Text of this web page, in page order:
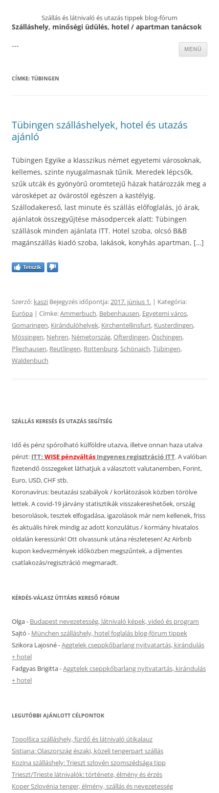
Szállás és látnivaló és utazás tippek blog-fórum
Szálláshely, minőségi üdülés, hotel / apartman tanácsok
MENÜ
---
CÍMKE: TÜBINGEN
Tübingen szálláshelyek, hotel és utazás
ajánló
Tübingen Egyike a klasszikus német egyetemi városoknak,
kellemes, szinte nyugalmasnak tűnik. Meredek lépcsők,
szűk utcák és gyönyörű oromtetejű házak határozzák meg a
városképet az óvárostól egészen a kastélyig.
Szállodakereső, last minute és szállás előfoglalás, jó árak,
ajánlatok összegyűjtése másodpercek alatt: Tübingen
szállások minden ajánlata ITT. Hotel szoba, olcsó B&B
magánszállás kiadó szoba, lakások, konyhás apartman, […]
Tetszik
Szerző: kaszi Bejegyzés időpontja:2017. június 1. | Kategória:
Európa | Címke:Ammerbuch, Bebenhausen, Egyetemi város,
Gomaringen, Kirándulóhelyek, Kirchentellinsfurt, Kusterdingen,
Mössingen, Nehren, Németország,Ofterdingen,Öschingen,
Pliezhausen, Reutlingen, Rottenburg,Schönaich,Tübingen,
Waldenbuch
SZÁLLÁS KERESÉS ÉS UTAZÁS SEGÍTSÉG
Idő és pénz spórolható külföldre utazva, illetve onnan haza utalva
pénzt: ITT: WISE pénzváltás Ingyenes regisztráció ITT. A valóban
fizetendő összegeket láthatjuk a választott valutanemben, Forint,
Euro, USD, CHF stb.
Koronavírus: beutazási szabályok / korlátozások közben törölve
lettek. A covid-19 járvány statisztikák visszakereshetőek, ország
besorolások, tesztek elfogadása, igazolások már nem kellenek, friss
és aktuális hírek mindig az adott konzulátus / kormány hivatalos
oldalán keressünk! Ott olvassunk utána részletesen! Az Airbnb
kupon kedvezmények időközben megszűntek, a díjmentes
csatlakozás/regisztráció megmaradt.
KÉRDÉS-VÁLASZ ÚTITÁRS KERESŐ FÓRUM
Olga- Budapest nevezetesség, látnivaló képek, videó és program
Sajtó - München szálláshely, hotel foglalás blog-fórum tippek
Szikora Lajosné-Aggtelek cseppkőbarlang nyitvatartás, kirándulás
+ hotel
Fadgyas Brigitta-Aggtelek cseppkőbarlang nyitvatartás, kirándulás
+ hotel
LEGUTÓBBI AJÁNLOTT CÉLPONTOK
Topolšica szálláshely, fürdő és látnivaló útikalauz
Sistiana: Olaszország északi, közeli tengerpart szállás
Kozina szálláshely: Trieszt szlovén szomszédsága tipp
Trieszt/Trieste látnivalók: története, élmény és érzés
Koper Szlovénia tenger, élmény, szállás és nevezetesség